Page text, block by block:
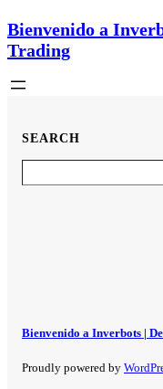
Bienvenido a
Trading
SEARCH
Bienvenido a Inverbots |
Proudly powered by